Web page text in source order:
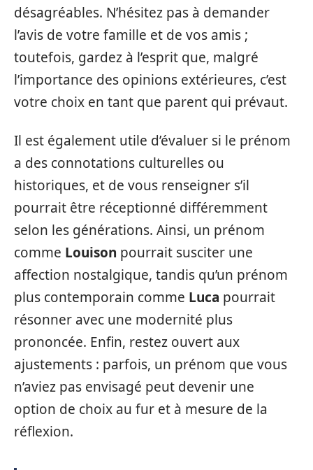
désagréables. N’hésitez pas à demander
l’avis de votre famille et de vos amis ;
toutefois, gardez à l’esprit que, malgré
l’importance des opinions extérieures, c’est
votre choix en tant que parent qui prévaut.
Il est également utile d’évaluer si le prénom
a des connotations culturelles ou
historiques, et de vous renseigner s’il
pourrait être réceptionné différemment
selon les générations. Ainsi, un prénom
comme Louison pourrait susciter une
affection nostalgique, tandis qu’un prénom
plus contemporain comme Luca pourrait
résonner avec une modernité plus
prononcée. Enfin, restez ouvert aux
ajustements : parfois, un prénom que vous
n’aviez pas envisagé peut devenir une
option de choix au fur et à mesure de la
réflexion.